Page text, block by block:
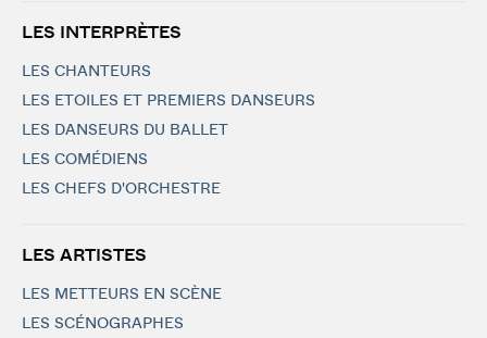
LES INTERPRÈTES
LES CHANTEURS
LES ETOILES ET PREMIERS DANSEURS
LES DANSEURS DU BALLET
LES COMÉDIENS
LES CHEFS D'ORCHESTRE
LES ARTISTES
LES METTEURS EN SCÈNE
LES SCÉNOGRAPHES